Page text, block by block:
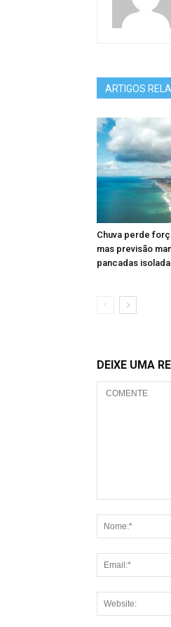
ARTIGOS
Chuva perde
mas previsão
pancadas
DEIXE UMA